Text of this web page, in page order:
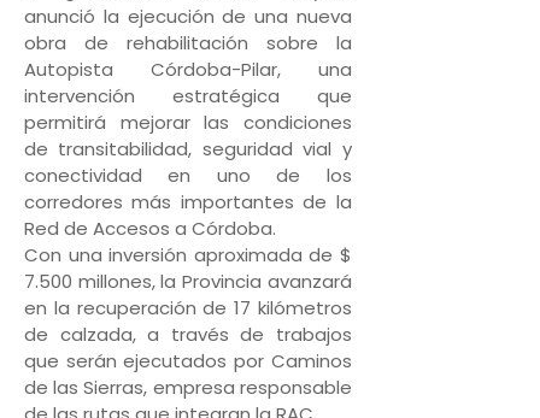
anunció la ejecución de una nueva
obra de rehabilitación sobre la
Autopista Córdoba-Pilar, una
intervención estratégica que
permitirá mejorar las condiciones
de transitabilidad, seguridad vial y
conectividad en uno de los
corredores más importantes de la
Red de Accesos a Córdoba.
Con una inversión aproximada de $
7.500 millones, la Provincia avanzará
en la recuperación de 17 kilómetros
de calzada, a través de trabajos
que serán ejecutados por Caminos
de las Sierras, empresa responsable